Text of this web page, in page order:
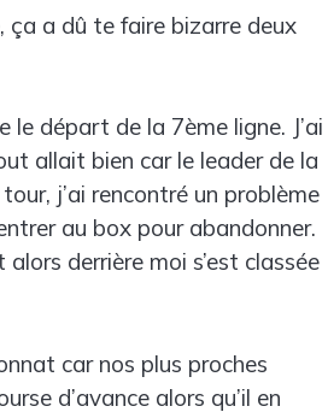
ça a dû te faire bizarre deux
le départ de la 7ème ligne. J’ai
allait bien car le leader de la
j’ai rencontré un problème
au box pour abandonner.
derrière moi s’est classée
car nos plus proches
d’avance alors qu’il en